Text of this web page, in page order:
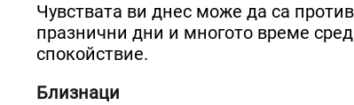
Чувствата ви днес може да са
празнични дни и многото време
спокойствие.
Близнаци